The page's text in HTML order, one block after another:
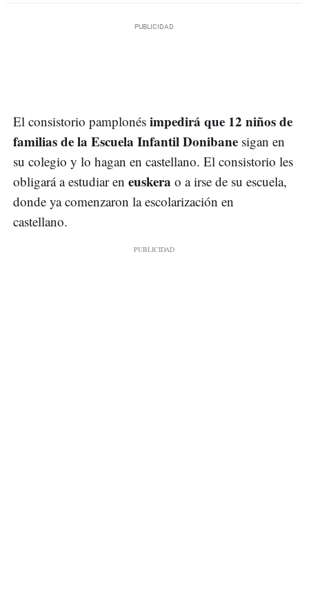
El consistorio pamplonés impedirá que 12 niños de
familias de la Escuela Infantil Donibane sigan en
su colegio y lo hagan en castellano. El consistorio les
obligará a estudiar en euskera o a irse de su escuela,
donde ya comenzaron la escolarización en
castellano.